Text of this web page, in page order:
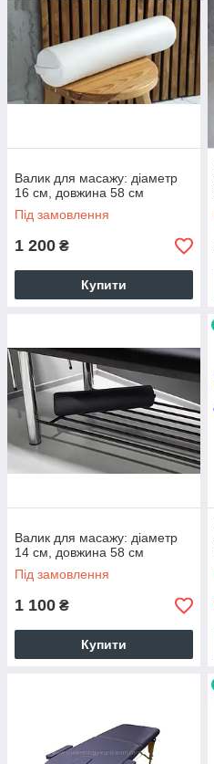
Валик для масажу: діаметр
16 см, довжина 58 см
Під замовлення
1 200 ₴
Купити
Валик для масажу: діаметр
14 см, довжина 58 см
Під замовлення
1 100 ₴
Купити